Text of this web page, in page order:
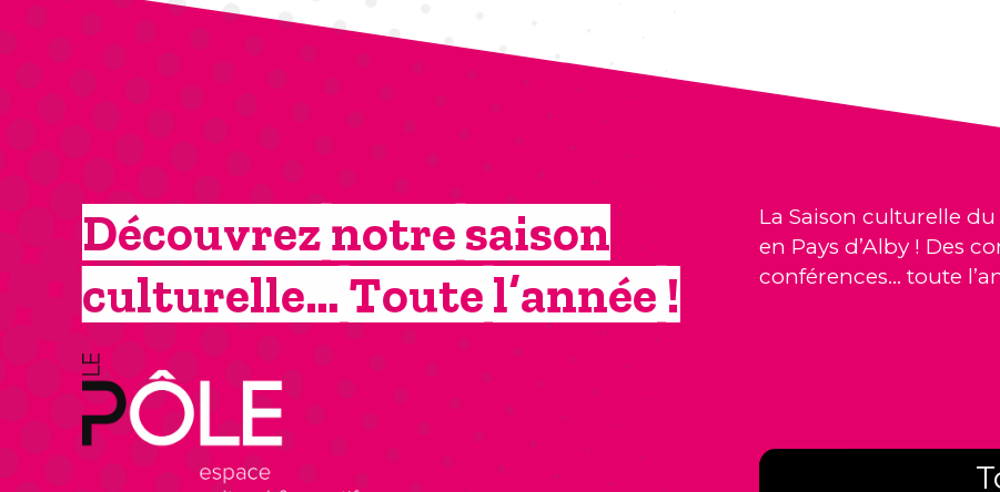
Découvrez notre saison
culturelle… Toute l’année !
La Saison culturelle
en Pays d’Alby ! Des
conférences… toute